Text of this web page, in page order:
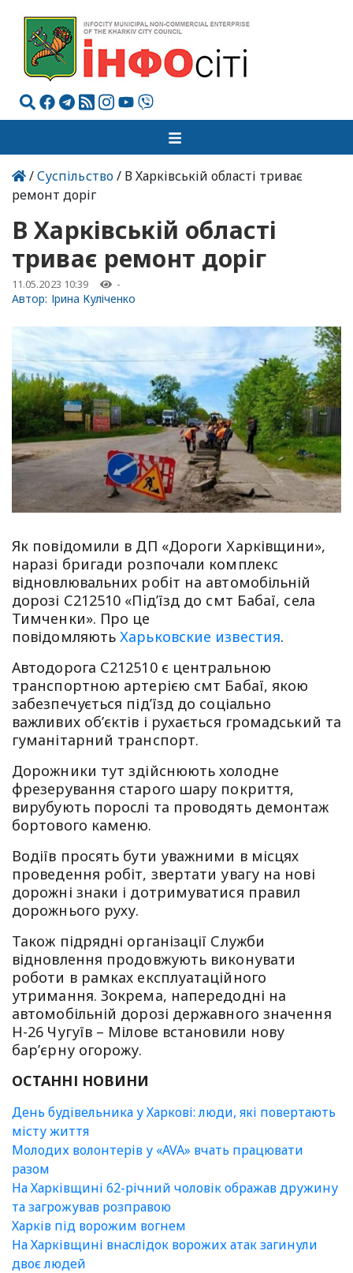
/Суспільство/ В Харківській області триває
ремонт доріг
В Харківській області
триває ремонт доріг
11.05.2023 10:39 -
Автор: Ірина Куліченко
Як повідомили в ДП «Дороги Харківщини»,
наразі бригади розпочали комплекс
відновлювальних робіт на автомобільній
дорозі С212510 «Пiд’їзд до смт Бабаї, села
Тимченки». Про це
повідомляютьХарьковские известия.
Автодорога С212510 є центральною
транспортною артерією смт Бабаї, якою
забезпечується під’їзд до соціально
важливих об’єктів і рухається громадський та
гуманітарний транспорт.
Дорожники тут здійснюють холодне
фрезерування старого шару покриття,
вирубують порослі та проводять демонтаж
бортового каменю.
Водіїв просять бути уважними в місцях
проведення робіт, звертати увагу на нові
дорожні знаки і дотримуватися правил
дорожнього руху.
Також підрядні організації Служби
відновлення продовжують виконувати
роботи в рамках експлуатаційного
утримання. Зокрема, напередодні на
автомобільній дорозі державного значення
Н-26 Чугуїв – Мілове встановили нову
бар’єрну огорожу.
ОСТАННІ НОВИНИ
День будівельника у Харкові: люди, які повертають
місту життя
Молодих волонтерів у «AVA» вчать працювати
разом
На Харківщині 62-річний чоловік ображав дружину
та загрожував розправою
Харків під ворожим вогнем
На Харківщині внаслідок ворожих атак загинули
двоє людей